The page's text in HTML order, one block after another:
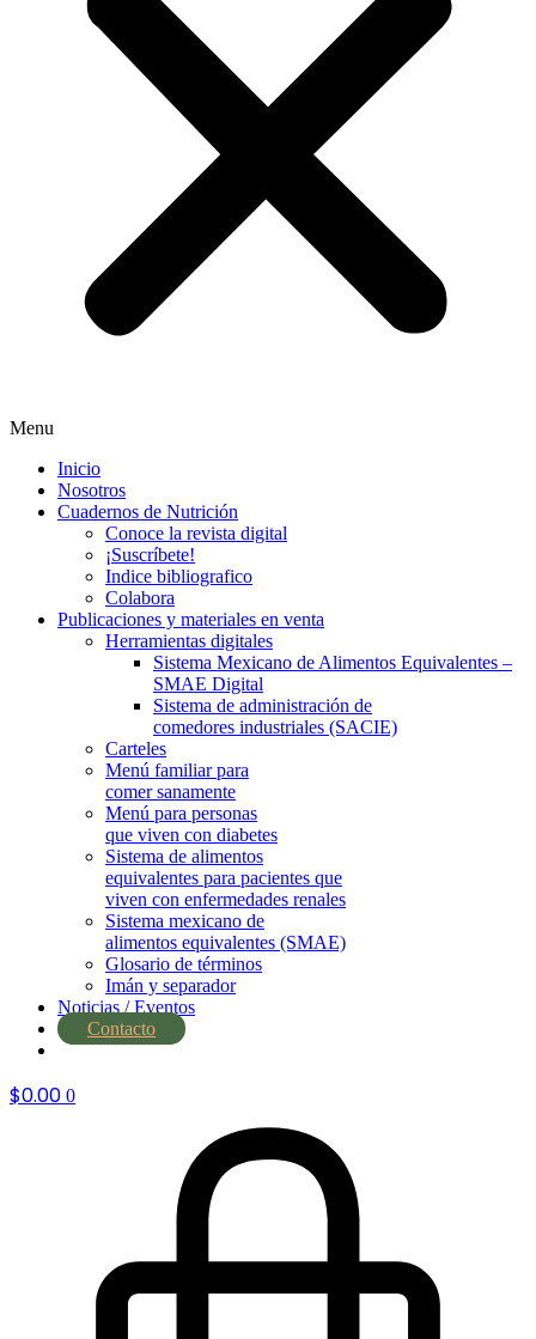
Menu
Inicio
Nosotros
Cuadernos de Nutrición
Conoce la revista digital
¡Suscríbete!
Indice bibliografico
Colabora
Publicaciones y materiales en venta
Herramientas digitales
Sistema Mexicano de Alimentos Equivalentes –
SMAE Digital
Sistema de administración de
comedores industriales (SACIE)
Carteles
Menú familiar para
comer sanamente
Menú para personas
que viven con diabetes
Sistema de alimentos
equivalentes para pacientes que
viven con enfermedades renales
Sistema mexicano de
alimentos equivalentes (SMAE)
Glosario de términos
Imán y separador
Noticias / Eventos
Contacto
nutrial.ia
$0.00 0